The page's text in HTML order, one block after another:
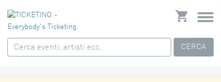
CERCA